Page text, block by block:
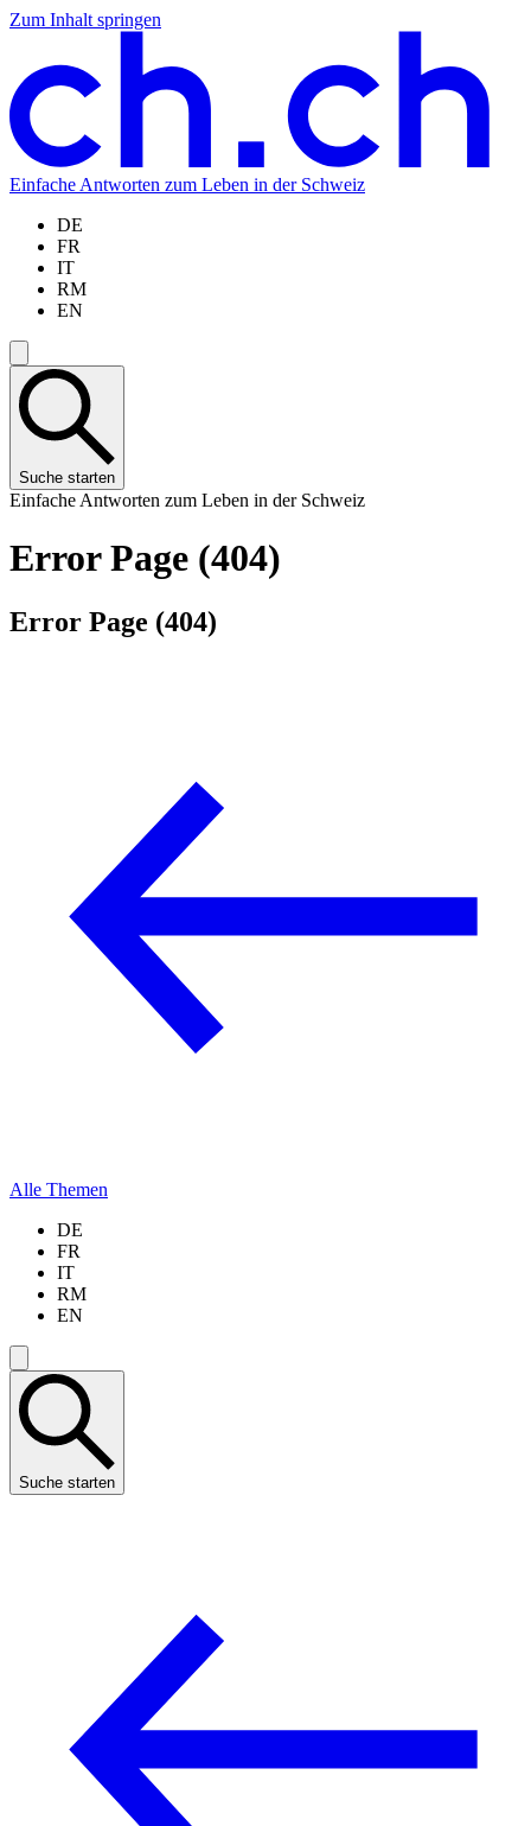
Zum Inhalt springen
Zum
springen
Zur
springen
Zur
springen
Zur
springen
Einfache Antworten zum Leben in der Schweiz
DE
FR
IT
RM
EN
Suche starten
Einfache Antworten zum Leben in der Schweiz
Error Page (404)
Error Page (404)
Alle Themen
DE
FR
IT
RM
EN
Suche starten